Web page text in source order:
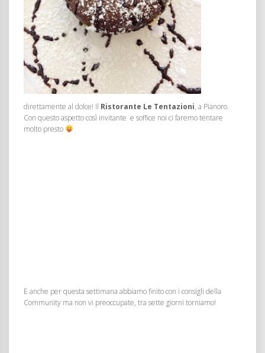
direttamente al dolce! Il Ristorante Le Tentazioni, a Pianoro.
Con questo aspetto così invitante e soffice noi ci faremo tentare
molto presto
E anche per questa settimana abbiamo finito con i consigli della
Community ma non vi preoccupate, tra sette giorni torniamo!